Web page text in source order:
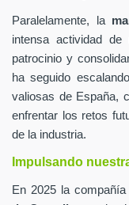
Paralelamente, la
intensa actividad de
patrocinio y
ha seguido
valiosas de España,
enfrentar los retos
de la industria.
Impulsando
En 2025 la